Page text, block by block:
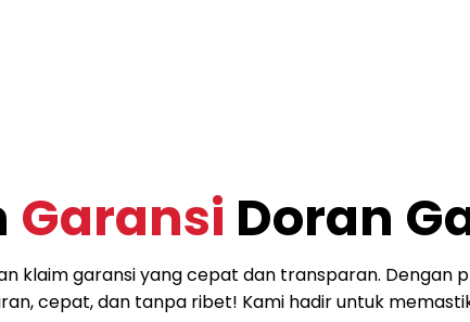
Garansi Doran
klaim garansi yang cepat dan transparan. Dengan
cepat, dan tanpa ribet! Kami hadir untuk